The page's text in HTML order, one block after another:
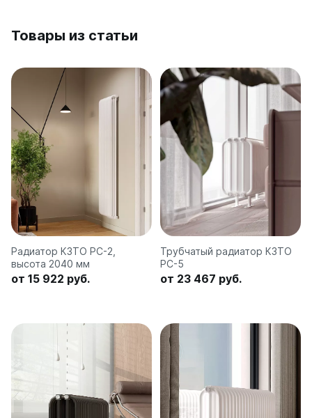
Товары из статьи
Радиатор КЗТО РС-2,
высота 2040 мм
от 15 922 руб.
Трубчатый радиатор КЗТО
РС-5
от 23 467 руб.